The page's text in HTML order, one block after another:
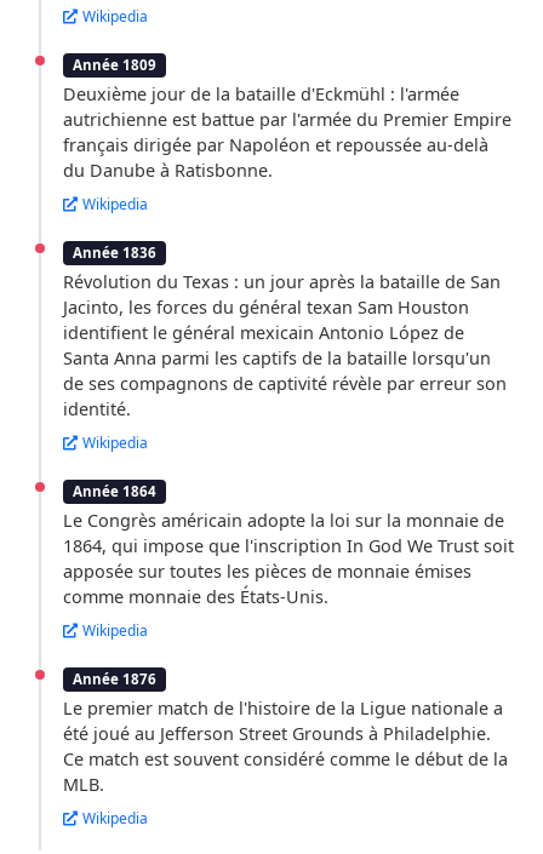
Wikipedia
Année 1809
Deuxième jour de la bataille d'Eckmühl : l'armée
autrichienne est battue par l'armée du Premier Empire
français dirigée par Napoléon et repoussée au-delà
du Danube à Ratisbonne.
Wikipedia
Année 1836
Révolution du Texas : un jour après la bataille de San
Jacinto, les forces du général texan Sam Houston
identifient le général mexicain Antonio López de
Santa Anna parmi les captifs de la bataille lorsqu'un
de ses compagnons de captivité révèle par erreur son
identité.
Wikipedia
Année 1864
Le Congrès américain adopte la loi sur la monnaie de
1864, qui impose que l'inscription In God We Trust soit
apposée sur toutes les pièces de monnaie émises
comme monnaie des États-Unis.
Wikipedia
Année 1876
Le premier match de l'histoire de la Ligue nationale a
été joué au Jefferson Street Grounds à Philadelphie.
Ce match est souvent considéré comme le début de la
MLB.
Wikipedia